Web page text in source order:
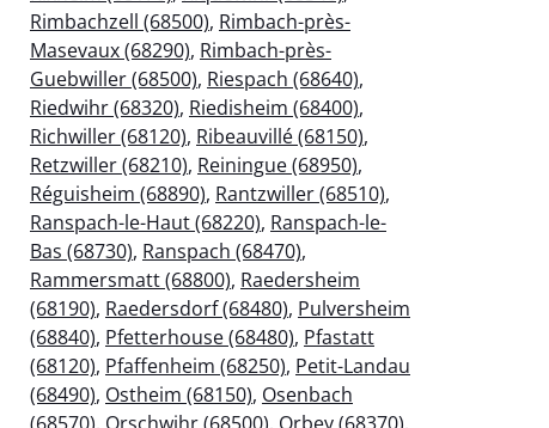
Rimbachzell (68500), Rimbach-près-
Masevaux (68290), Rimbach-près-
Guebwiller (68500), Riespach (68640),
Riedwihr (68320), Riedisheim (68400),
Richwiller (68120), Ribeauvillé (68150),
Retzwiller (68210), Reiningue (68950),
Réguisheim (68890), Rantzwiller (68510),
Ranspach-le-Haut (68220), Ranspach-le-
Bas (68730), Ranspach (68470),
Rammersmatt (68800), Raedersheim
(68190), Raedersdorf (68480), Pulversheim
(68840), Pfetterhouse (68480), Pfastatt
(68120), Pfaffenheim (68250), Petit-Landau
(68490), Ostheim (68150), Osenbach